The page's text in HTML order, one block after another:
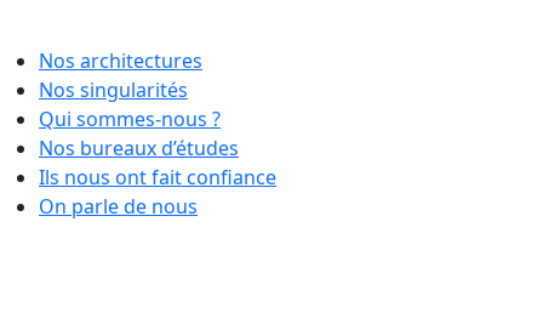
Nos architectures
Nos singularités
Qui sommes-nous ?
Nos bureaux d’études
Ils nous ont fait confiance
On parle de nous